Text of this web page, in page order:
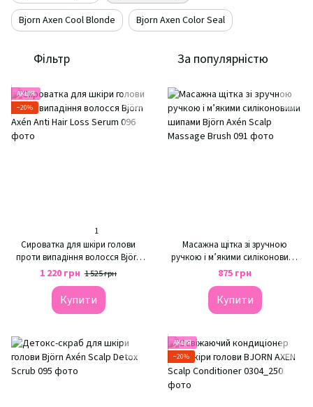
Bjorn Axen Cool Blonde
Bjorn Axen Color Seal
Фільтр За популярністю
АКЦІЯ
−20%
1
Сироватка для шкіри голови
проти випадіння волосся Björn
Axén Anti Hair Loss Serum
1 220 грн 1 525 грн
Купити
Масажна щітка зі зручною
ручкою і м’якими силіконовими
шипами Björn Axén Scalp Massage
Brush
875 грн
Купити
АКЦІЯ
−20%